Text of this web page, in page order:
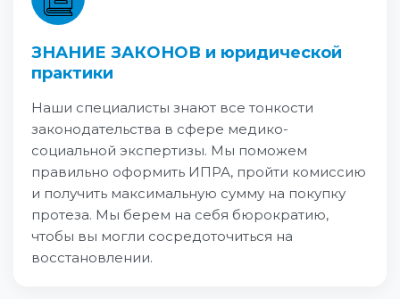
ЗНАНИЕ ЗАКОНОВ и юридической
практики
Наши специалисты знают все тонкости
законодательства в сфере медико-
социальной экспертизы. Мы поможем
правильно оформить ИПРА, пройти комиссию
и получить максимальную сумму на покупку
протеза. Мы берем на себя бюрократию,
чтобы вы могли сосредоточиться на
восстановлении.